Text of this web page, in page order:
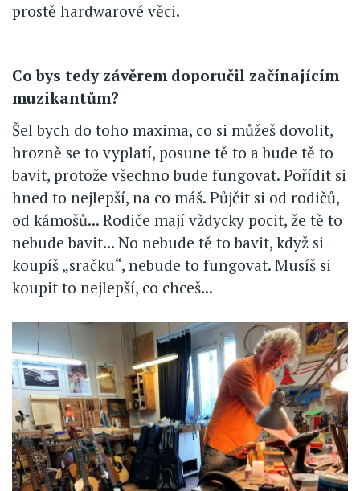
prostě hardwarové věci.
Co bys tedy závěrem doporučil začínajícím
muzikantům?
Šel bych do toho maxima, co si můžeš dovolit,
hrozně se to vyplatí, posune tě to a bude tě to
bavit, protože všechno bude fungovat. Pořídit si
hned to nejlepší, na co máš. Půjčit si od rodičů,
od kámošů... Rodiče mají vždycky pocit, že tě to
nebude bavit... No nebude tě to bavit, když si
koupíš „sračku“, nebude to fungovat. Musíš si
koupit to nejlepší, co chceš...